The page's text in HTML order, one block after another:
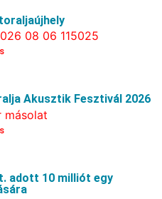
Akusztik Fesztivál 2026
adott 10 milliót egy